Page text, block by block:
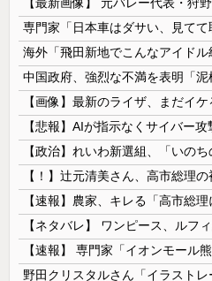
専門家「日本車はダサい、見てて
【画像】最新のライザ、まだイ
【政治】れいわ新選組、「いの